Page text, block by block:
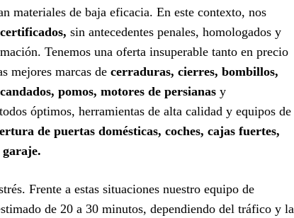
materiales de baja eficacia. En este contexto, nos
sin antecedentes penales, homologados y
Tenemos una oferta insuperable tanto en precio
mejores marcas de cerraduras, cierres, bombillos,
pomos, motores de persianas y
óptimos, herramientas de alta calidad y equipos de
de puertas domésticas, coches, cajas fuertes,
Frente a estas situaciones nuestro equipo de
de 20 a 30 minutos, dependiendo del tráfico y la